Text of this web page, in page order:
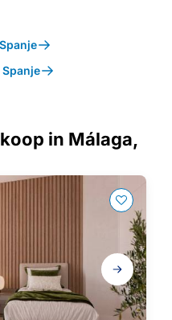
in Málaga,